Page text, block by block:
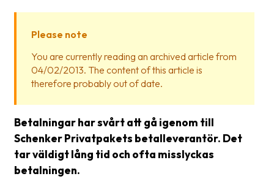
is
Fraktjakt?
Help?
FAQ
Glossary
Please note
You are currently reading an archived article from
04/02/2013. The content of this article is
therefore probably out of date.
Betalningar har svårt att gå igenom till
Schenker Privatpakets betalleverantör. Det
tar väldigt lång tid och ofta misslyckas
betalningen.